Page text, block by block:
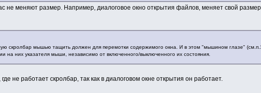
не меняют размер. Например, диалоговое окно открытия файлов, меняет свой
скролбар мышью тащить должен для перемотки содержимого окна. И в этом "мышином глазе"
на них указателя мыши, независимо от включенного/выключенного их состояния.
не работает скролбар, так как в диалоговом окне открытия он работает.